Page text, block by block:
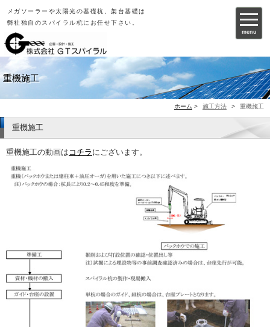
メガソーラーや太陽光の基礎杭、架台基礎は
弊社独自のスパイラル杭にお任せ下さい。
menu
重機施工
ホーム > 施工方法 > 重機施工
重機施工
重機施工の動画は コチラ にございます。